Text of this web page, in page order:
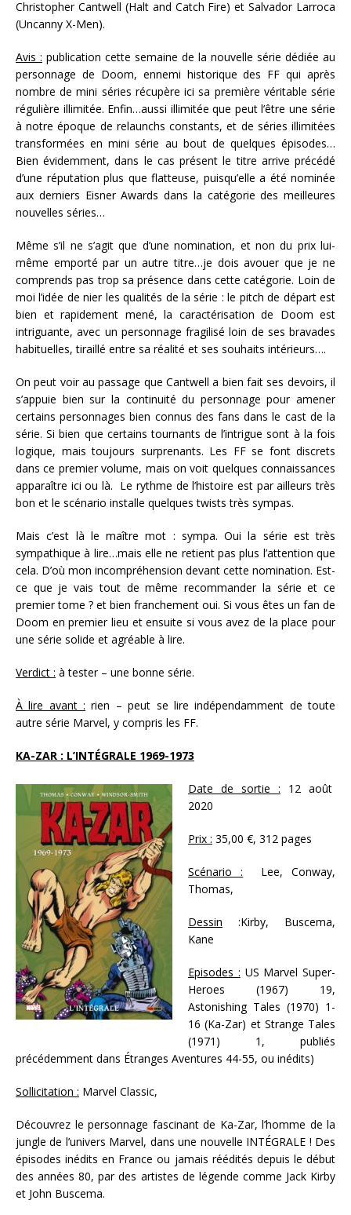
Christopher Cantwell (Halt and Catch Fire) et Salvador Larroca
(Uncanny X-Men).
Avis : publication cette semaine de la nouvelle série dédiée au
personnage de Doom, ennemi historique des FF qui après
nombre de mini séries récupère ici sa première véritable série
régulière illimitée. Enfin…aussi illimitée que peut l’être une série
à notre époque de relaunchs constants, et de séries illimitées
transformées en mini série au bout de quelques épisodes…
Bien évidemment, dans le cas présent le titre arrive précédé
d’une réputation plus que flatteuse, puisqu’elle a été nominée
aux derniers Eisner Awards dans la catégorie des meilleures
nouvelles séries…
Même s’il ne s’agit que d’une nomination, et non du prix lui-
même emporté par un autre titre…je dois avouer que je ne
comprends pas trop sa présence dans cette catégorie. Loin de
moi l’idée de nier les qualités de la série : le pitch de départ est
bien et rapidement mené, la caractérisation de Doom est
intriguante, avec un personnage fragilisé loin de ses bravades
habituelles, tiraillé entre sa réalité et ses souhaits intérieurs….
On peut voir au passage que Cantwell a bien fait ses devoirs, il
s’appuie bien sur la continuité du personnage pour amener
certains personnages bien connus des fans dans le cast de la
série. Si bien que certains tournants de l’intrigue sont à la fois
logique, mais toujours surprenants. Les FF se font discrets
dans ce premier volume, mais on voit quelques connaissances
apparaître ici ou là. Le rythme de l’histoire est par ailleurs très
bon et le scénario installe quelques twists très sympas.
Mais c’est là le maître mot : sympa. Oui la série est très
sympathique à lire…mais elle ne retient pas plus l’attention que
cela. D’où mon incompréhension devant cette nomination. Est-
ce que je vais tout de même recommander la série et ce
premier tome ? et bien franchement oui. Si vous êtes un fan de
Doom en premier lieu et ensuite si vous avez de la place pour
une série solide et agréable à lire.
Verdict : à tester – une bonne série.
À lire avant : rien – peut se lire indépendamment de toute
autre série Marvel, y compris les FF.
KA-ZAR : L’INTÉGRALE 1969-1973
Date de sortie : 12 août
2020
Prix : 35,00 €, 312 pages
Scénario : Lee, Conway,
Thomas,
Dessin :Kirby, Buscema,
Kane
Episodes : US Marvel Super-
Heroes (1967) 19,
Astonishing Tales (1970) 1-
16 (Ka-Zar) et Strange Tales
(1971) 1, publiés
précédemment dans Étranges Aventures 44-55, ou inédits)
Sollicitation : Marvel Classic,
Découvrez le personnage fascinant de Ka-Zar, l’homme de la
jungle de l’univers Marvel, dans une nouvelle INTÉGRALE ! Des
épisodes inédits en France ou jamais réédités depuis le début
des années 80, par des artistes de légende comme Jack Kirby
et John Buscema.